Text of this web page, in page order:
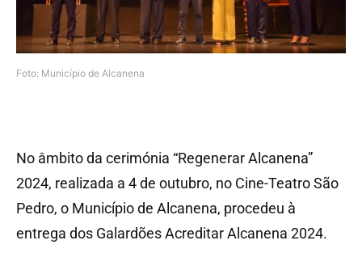
Foto: Município de Alcanena
No âmbito da cerimónia “Regenerar Alcanena”
2024, realizada a 4 de outubro, no Cine-Teatro São
Pedro, o Município de Alcanena, procedeu à
entrega dos Galardões Acreditar Alcanena 2024.